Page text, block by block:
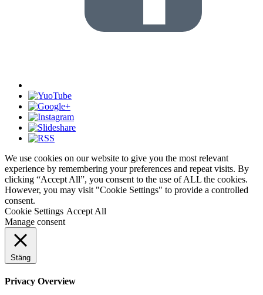
We use cookies on our website to give you the most relevant
experience by remembering your preferences and repeat visits. By
clicking “Accept All”, you consent to the use of ALL the cookies.
However, you may visit "Cookie Settings" to provide a controlled
consent.
Cookie Settings Accept All
Manage consent
Stäng
Privacy Overview